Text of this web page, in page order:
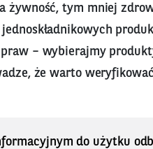
żywność, tym mniej
– wybierajmy
że warto
do użytku